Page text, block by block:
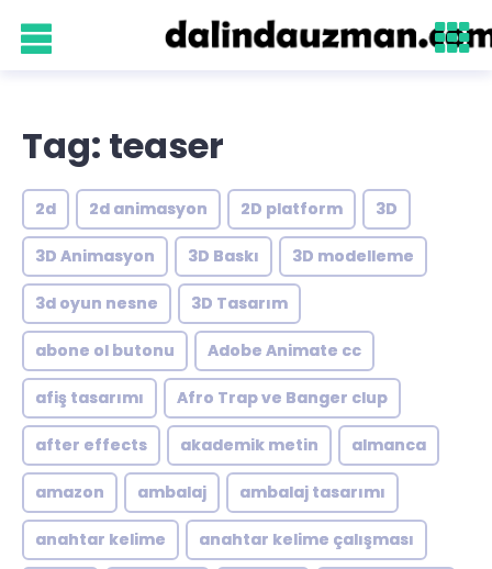
Tag: teaser
2d 2d animasyon 2D platform 3D
3D Animasyon 3D Baskı 3D modelleme
3d oyun nesne 3D Tasarım
abone ol butonu Adobe Animate cc
afiş tasarımı Afro Trap ve Banger clup
after effects akademik metin almanca
amazon ambalaj ambalaj tasarımı
anahtar kelime anahtar kelime çalışması